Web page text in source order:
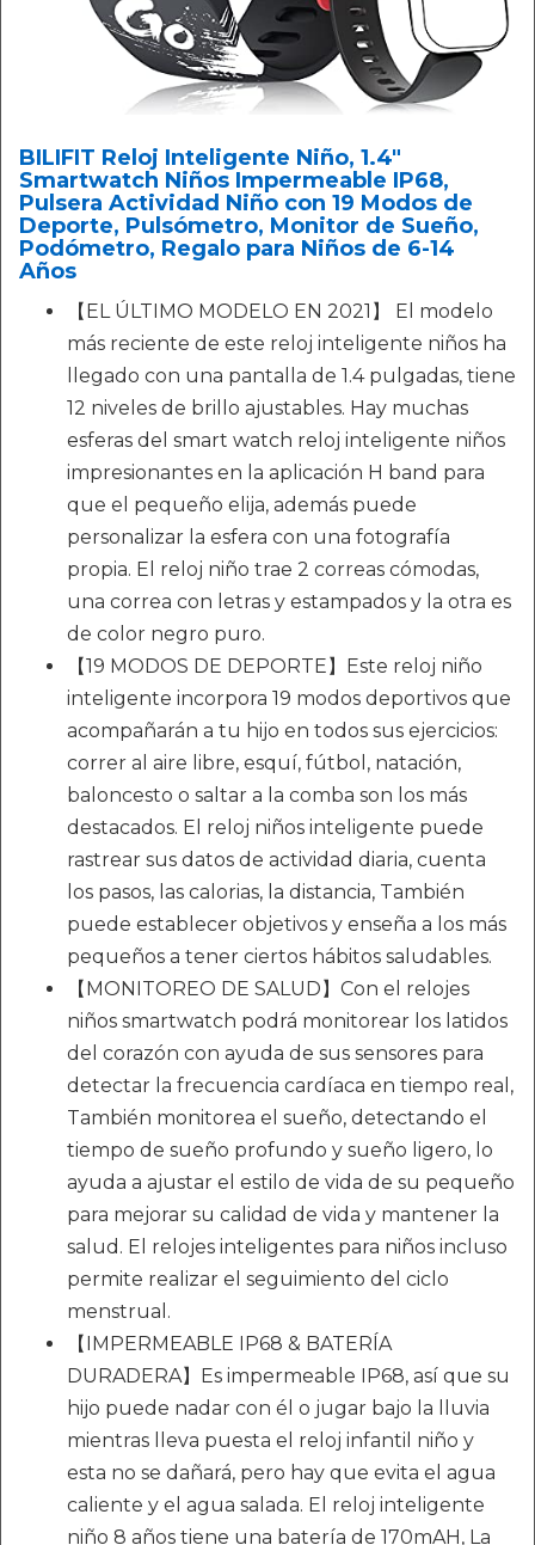
BILIFIT Reloj Inteligente Niño, 1.4"
Smartwatch Niños Impermeable IP68,
Pulsera Actividad Niño con 19 Modos de
Deporte, Pulsómetro, Monitor de Sueño,
Podómetro, Regalo para Niños de 6-14
Años
【EL ÚLTIMO MODELO EN 2021】 El modelo
más reciente de este reloj inteligente niños ha
llegado con una pantalla de 1.4 pulgadas, tiene
12 niveles de brillo ajustables. Hay muchas
esferas del smart watch reloj inteligente niños
impresionantes en la aplicación H band para
que el pequeño elija, además puede
personalizar la esfera con una fotografía
propia. El reloj niño trae 2 correas cómodas,
una correa con letras y estampados y la otra es
de color negro puro.
【19 MODOS DE DEPORTE】Este reloj niño
inteligente incorpora 19 modos deportivos que
acompañarán a tu hijo en todos sus ejercicios:
correr al aire libre, esquí, fútbol, natación,
baloncesto o saltar a la comba son los más
destacados. El reloj niños inteligente puede
rastrear sus datos de actividad diaria, cuenta
los pasos, las calorias, la distancia, También
puede establecer objetivos y enseña a los más
pequeños a tener ciertos hábitos saludables.
【MONITOREO DE SALUD】Con el relojes
niños smartwatch podrá monitorear los latidos
del corazón con ayuda de sus sensores para
detectar la frecuencia cardíaca en tiempo real,
También monitorea el sueño, detectando el
tiempo de sueño profundo y sueño ligero, lo
ayuda a ajustar el estilo de vida de su pequeño
para mejorar su calidad de vida y mantener la
salud. El relojes inteligentes para niños incluso
permite realizar el seguimiento del ciclo
menstrual.
【IMPERMEABLE IP68 & BATERÍA
DURADERA】Es impermeable IP68, así que su
hijo puede nadar con él o jugar bajo la lluvia
mientras lleva puesta el reloj infantil niño y
esta no se dañará, pero hay que evita el agua
caliente y el agua salada. El reloj inteligente
niño 8 años tiene una batería de 170mAH, La